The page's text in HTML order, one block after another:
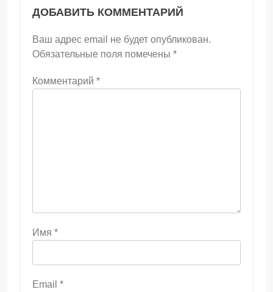
ДОБАВИТЬ КОММЕНТАРИЙ
Ваш адрес email не будет опубликован.
Обязательные поля помечены *
Комментарий *
Имя *
Email *